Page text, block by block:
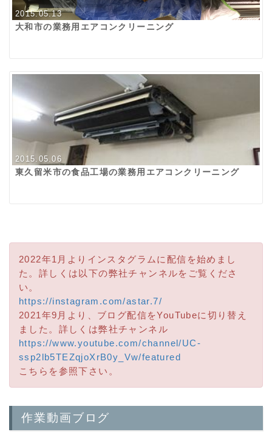
2015.05.13
大和市の業務用エアコンクリーニング
2015.05.06
東久留米市の食品工場の業務用エアコンクリーニング
2022年1月よりインスタグラムに配信を始めまし
た。詳しくは以下の弊社チャンネルをご覧くださ
い。
https://instagram.com/astar.7/
2021年9月より、ブログ配信をYouTubeに切り替え
ました。詳しくは弊社チャンネル
https://www.youtube.com/channel/UC-
ssp2lb5TEZqjoXrB0y_Vw/featured
こちらを参照下さい。
作業動画ブログ